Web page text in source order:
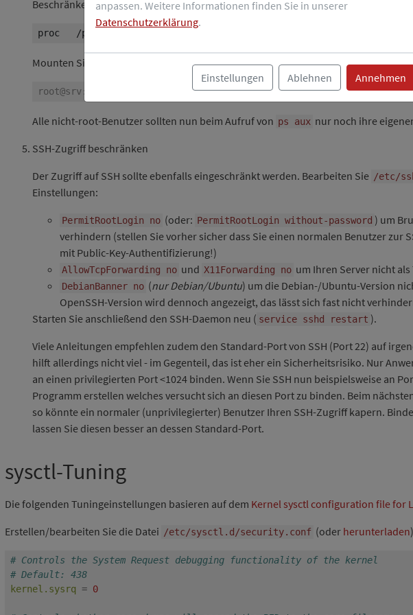
Beschränken Sie daher den Zugriff auf die Prozessliste indem Siehidepid=2
proc   /proc   proc   defaults,hidepid=2   0   0
Mounten Sie das -Dateisystem anschließend neu:
Alle nicht-root-Benutzer sollten nun beim Aufruf von ps aux nur noch ihre
SSH-Zugriff beschränken
Der Zugriff auf SSH sollte ebenfalls eingeschränkt werden. Bearbeiten Sie /etc/
Einstellungen:
PermitRootLogin no (oder: PermitRootLogin without-password ) um
verhindern (stellen Sie vorher sicher dass Sie einen normalen Benutzer zur
mit Public-Key-Authentifizierung!)
AllowTcpForwarding no und X11Forwarding no um Ihren Server nicht
DebianBanner no (nur Debian/Ubuntu) um die Debian-/Ubuntu-Version
OpenSSH-Version wird dennoch angezeigt, das lässt sich fast nicht
Starten Sie anschließend den SSH-Daemon neu ( service sshd restart ).
Viele Anleitungen empfehlen zudem den Standard-Port von SSH (Port 22) auf
hilft allerdings nicht viel - im Gegenteil, das ist eher ein Sicherheitsrisiko. Nur
an einen privilegierten Port <1024 binden. Wenn Sie SSH nun beispielsweise an
Programm erstellen welches versucht sich an diesen Port zu binden. Beim
so könnte ein normaler (unprivilegierter) Benutzer Ihren SSH-Zugriff kapern.
lassen Sie diesen besser an dessen Standard-Port.
sysctl-Tuning
Die folgenden Tuningeinstellungen basieren auf dem Kernel sysctl configuration file for
Erstellen/bearbeiten Sie die Datei /etc/sysctl.d/security.conf (oder herunterladen
# Controls the System Request debugging functionality of the kernel
# Default: 438
kernel.sysrq = 0
anpassen. Weitere Informationen finden Sie in unserer
Datenschutzerklärung.
Einstellungen Ablehnen Annehmen